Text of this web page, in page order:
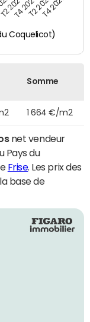
Coquelicot)
2024
T4 2024T2 2025T4 2025
Somme
1 664 €/m2
net vendeur
Pays du
Frise. Les prix des
base de